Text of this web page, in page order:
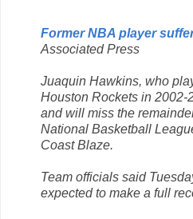
Former NBA player
Associated Press
Juaquin Hawkins, who
Houston Rockets in 2002-
and will miss the
National Basketball
Coast Blaze.
Team officials said
expected to make a full